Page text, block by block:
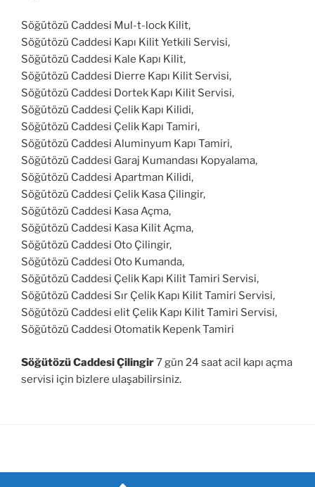
Söğütözü Caddesi Mul-t-lock Kilit,
Söğütözü Caddesi Kapı Kilit Yetkili Servisi,
Söğütözü Caddesi Kale Kapı Kilit,
Söğütözü Caddesi Dierre Kapı Kilit Servisi,
Söğütözü Caddesi Dortek Kapı Kilit Servisi,
Söğütözü Caddesi Çelik Kapı Kilidi,
Söğütözü Caddesi Çelik Kapı Tamiri,
Söğütözü Caddesi Aluminyum Kapı Tamiri,
Söğütözü Caddesi Garaj Kumandası Kopyalama,
Söğütözü Caddesi Apartman Kilidi,
Söğütözü Caddesi Çelik Kasa Çilingir,
Söğütözü Caddesi Kasa Açma,
Söğütözü Caddesi Kasa Kilit Açma,
Söğütözü Caddesi Oto Çilingir,
Söğütözü Caddesi Oto Kumanda,
Söğütözü Caddesi Çelik Kapı Kilit Tamiri Servisi,
Söğütözü Caddesi Sır Çelik Kapı Kilit Tamiri Servisi,
Söğütözü Caddesi elit Çelik Kapı Kilit Tamiri Servisi,
Söğütözü Caddesi Otomatik Kepenk Tamiri
Söğütözü Caddesi Çilingir7 gün 24 saat acil kapı açma
servisi için bizlere ulaşabilirsiniz.